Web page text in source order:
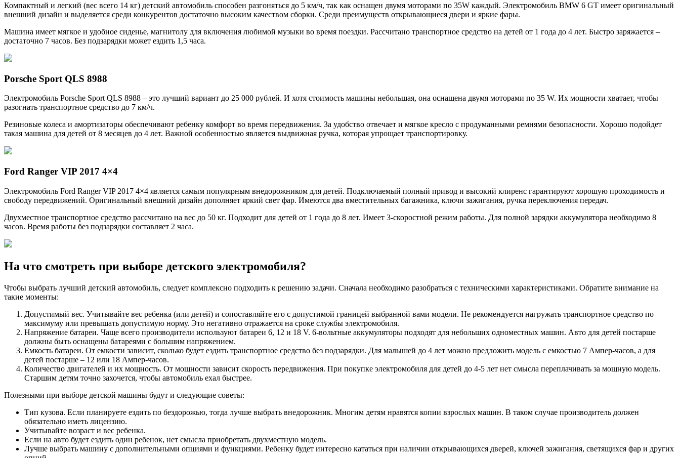
Компактный и легкий (вес всего 14 кг) детский автомобиль способен разгоняться до 5 км/ч, так как оснащен двумя моторами по 35W каждый. Электромобиль BMW 6 GT имеет оригинальный
внешний дизайн и выделяется среди конкурентов достаточно высоким качеством сборки. Среди преимуществ открывающиеся двери и яркие фары.
Машина имеет мягкое и удобное сиденье, магнитолу для включения любимой музыки во время поездки. Рассчитано транспортное средство на детей от 1 года до 4 лет. Быстро заряжается –
достаточно 7 часов. Без подзарядки может ездить 1,5 часа.
Porsche Sport QLS 8988
Электромобиль Porsche Sport QLS 8988 – это лучший вариант до 25 000 рублей. И хотя стоимость машины небольшая, она оснащена двумя моторами по 35 W. Их мощности хватает, чтобы
разогнать транспортное средство до 7 км/ч.
Резиновые колеса и амортизаторы обеспечивают ребенку комфорт во время передвижения. За удобство отвечает и мягкое кресло с продуманными ремнями безопасности. Хорошо подойдет
такая машина для детей от 8 месяцев до 4 лет. Важной особенностью является выдвижная ручка, которая упрощает транспортировку.
Ford Ranger VIP 2017 4×4
Электромобиль Ford Ranger VIP 2017 4×4 является самым популярным внедорожником для детей. Подключаемый полный привод и высокий клиренс гарантируют хорошую проходимость и
свободу передвижений. Оригинальный внешний дизайн дополняет яркий свет фар. Имеются два вместительных багажника, ключи зажигания, ручка переключения передач.
Двухместное транспортное средство рассчитано на вес до 50 кг. Подходит для детей от 1 года до 8 лет. Имеет 3-скоростной режим работы. Для полной зарядки аккумулятора необходимо 8
часов. Время работы без подзарядки составляет 2 часа.
На что смотреть при выборе детского электромобиля?
Чтобы выбрать лучший детский автомобиль, следует комплексно подходить к решению задачи. Сначала необходимо разобраться с техническими характеристиками. Обратите внимание на
такие моменты:
Допустимый вес. Учитывайте вес ребенка (или детей) и сопоставляйте его с допустимой границей выбранной вами модели. Не рекомендуется нагружать транспортное средство по
максимуму или превышать допустимую норму. Это негативно отражается на сроке службы электромобиля.
Напряжение батареи. Чаще всего производители используют батареи 6, 12 и 18 V. 6-вольтные аккумуляторы подходят для небольших одноместных машин. Авто для детей постарше
должны быть оснащены батареями с большим напряжением.
Емкость батареи. От емкости зависит, сколько будет ездить транспортное средство без подзарядки. Для малышей до 4 лет можно предложить модель с емкостью 7 Ампер-часов, а для
детей постарше – 12 или 18 Ампер-часов.
Количество двигателей и их мощность. От мощности зависит скорость передвижения. При покупке электромобиля для детей до 4-5 лет нет смысла переплачивать за мощную модель.
Старшим детям точно захочется, чтобы автомобиль ехал быстрее.
Полезными при выборе детской машины будут и следующие советы:
Тип кузова. Если планируете ездить по бездорожью, тогда лучше выбрать внедорожник. Многим детям нравятся копии взрослых машин. В таком случае производитель должен
обязательно иметь лицензию.
Учитывайте возраст и вес ребенка.
Если на авто будет ездить один ребенок, нет смысла приобретать двухместную модель.
Лучше выбрать машину с дополнительными опциями и функциями. Ребенку будет интересно кататься при наличии открывающихся дверей, ключей зажигания, светящихся фар и других